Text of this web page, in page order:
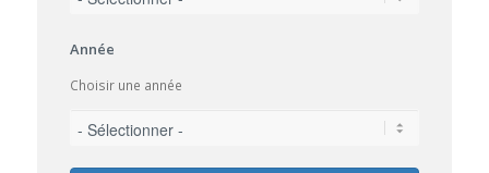
Année
Choisir une année